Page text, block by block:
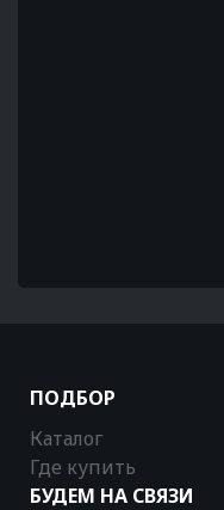
ПОДБОР
Каталог
Где купить
БУДЕМ НА СВЯЗИ